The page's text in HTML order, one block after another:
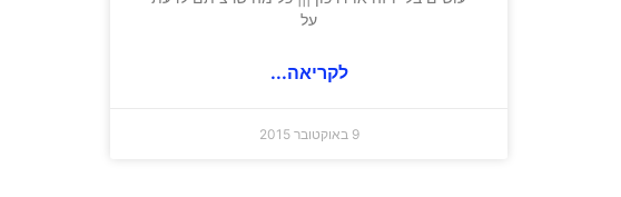
על
לקריאה...
9 באוקטובר 2015